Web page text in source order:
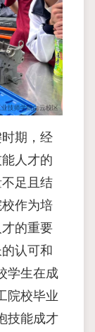
期，经
人才的
足且结
作为培
的重要
认可和
学生在成
院校毕业
技能成才